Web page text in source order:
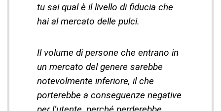
tu sai qual è il livello di fiducia che
hai al mercato delle pulci.
Il volume di persone che entrano in
un mercato del genere sarebbe
notevolmente inferiore, il che
porterebbe a conseguenze negative